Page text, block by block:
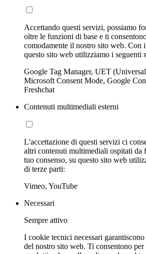
Accettando questi servizi, possiamo
oltre le funzioni di base e ti
comodamente il nostro sito web. Con
questo sito web utilizziamo i seguenti
Google Tag Manager, UET
Microsoft Consent Mode, Google
Freshchat
Contenuti multimediali esterni
L'accettazione di questi servizi ci
altri contenuti multimediali ospitati da
tuo consenso, su questo sito web
di terze parti:
Vimeo, YouTube
Necessari
Sempre attivo
I cookie tecnici necessari
del nostro sito web. Ti consentono